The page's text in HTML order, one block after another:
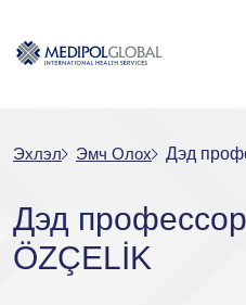
Эхлэл Эмч Oлох Дэд
Дэд
ÖZÇELİK